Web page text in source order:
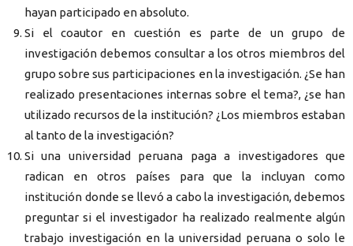
hayan participado en absoluto.
Si el coautor en cuestión es parte de un grupo de
investigación debemos consultar a los otros miembros del
grupo sobre sus participaciones en la investigación. ¿Se han
realizado presentaciones internas sobre el tema?, ¿se han
utilizado recursos de la institución? ¿Los miembros estaban
al tanto de la investigación?
Si una universidad peruana paga a investigadores que
radican en otros países para que la incluyan como
institución donde se llevó a cabo la investigación, debemos
preguntar si el investigador ha realizado realmente algún
trabajo investigación en la universidad peruana o solo le